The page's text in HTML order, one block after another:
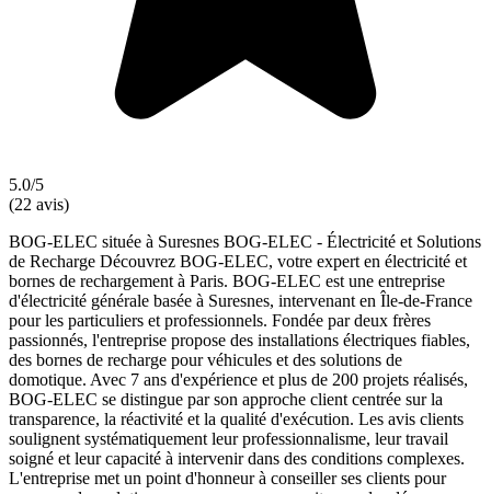
5.0/5
(22 avis)
BOG-ELEC située à Suresnes BOG-ELEC - Électricité et Solutions
de Recharge Découvrez BOG-ELEC, votre expert en électricité et
bornes de rechargement à Paris. BOG-ELEC est une entreprise
d'électricité générale basée à Suresnes, intervenant en Île-de-France
pour les particuliers et professionnels. Fondée par deux frères
passionnés, l'entreprise propose des installations électriques fiables,
des bornes de recharge pour véhicules et des solutions de
domotique. Avec 7 ans d'expérience et plus de 200 projets réalisés,
BOG-ELEC se distingue par son approche client centrée sur la
transparence, la réactivité et la qualité d'exécution. Les avis clients
soulignent systématiquement leur professionnalisme, leur travail
soigné et leur capacité à intervenir dans des conditions complexes.
L'entreprise met un point d'honneur à conseiller ses clients pour